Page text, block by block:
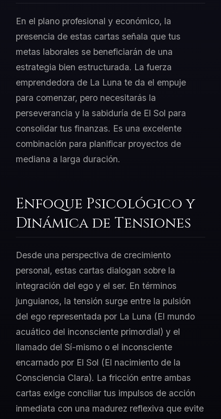
En el plano profesional y económico, la
presencia de estas cartas señala que tus
metas laborales se beneficiarán de una
estrategia bien estructurada. La fuerza
emprendedora de La Luna te da el empuje
para comenzar, pero necesitarás la
perseverancia y la sabiduría de El Sol para
consolidar tus finanzas. Es una excelente
combinación para planificar proyectos de
mediana a larga duración.
Enfoque Psicológico y
Dinámica de Tensiones
Desde una perspectiva de crecimiento
personal, estas cartas dialogan sobre la
integración del ego y el ser. En términos
junguianos, la tensión surge entre la pulsión
del ego representada por La Luna (El mundo
acuático del inconsciente primordial) y el
llamado del Sí-mismo o el inconsciente
encarnado por El Sol (El nacimiento de la
Consciencia Clara). La fricción entre ambas
cartas exige conciliar tus impulsos de acción
inmediata con una madurez reflexiva que evite